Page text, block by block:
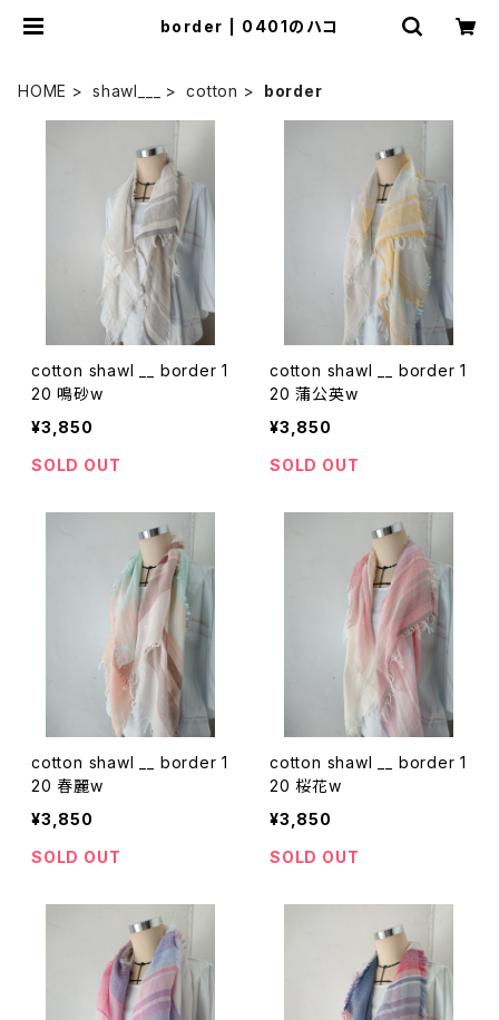
border | 0401のハコ
HOME shawl___ cotton border
cotton shawl __ border 1
20 鳴砂w
¥3,850
SOLD OUT
cotton shawl __ border 1
20 蒲公英w
¥3,850
SOLD OUT
cotton shawl __ border 1
20 春麗w
¥3,850
SOLD OUT
cotton shawl __ border 1
20 桜花w
¥3,850
SOLD OUT